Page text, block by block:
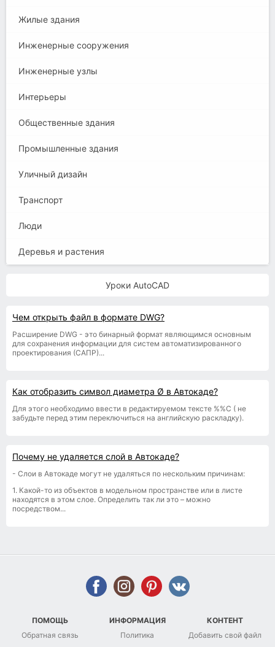
Жилые здания
Инженерные сооружения
Инженерные узлы
Интерьеры
Общественные здания
Промышленные здания
Уличный дизайн
Транспорт
Люди
Деревья и растения
Уроки AutoCAD
Чем открыть файл в формате DWG?
Расширение DWG - это бинарный формат являющимся основным
для сохранения информации для систем автоматизированного
проектирования (САПР)...
Как отобразить символ диаметра Ø в Автокаде?
Для этого необходимо ввести в редактируемом тексте %%С ( не
забудьте перед этим переключиться на английскую раскладку).
Почему не удаляется слой в Автокаде?
- Слои в Автокаде могут не удаляться по нескольким причинам:
1. Какой-то из объектов в модельном пространстве или в листе
находятся в этом слое. Определить так ли это – можно
посредством...
ПОМОЩЬ
Обратная связь
ИНФОРМАЦИЯ
Политика
КОНТЕНТ
Добавить свой файл